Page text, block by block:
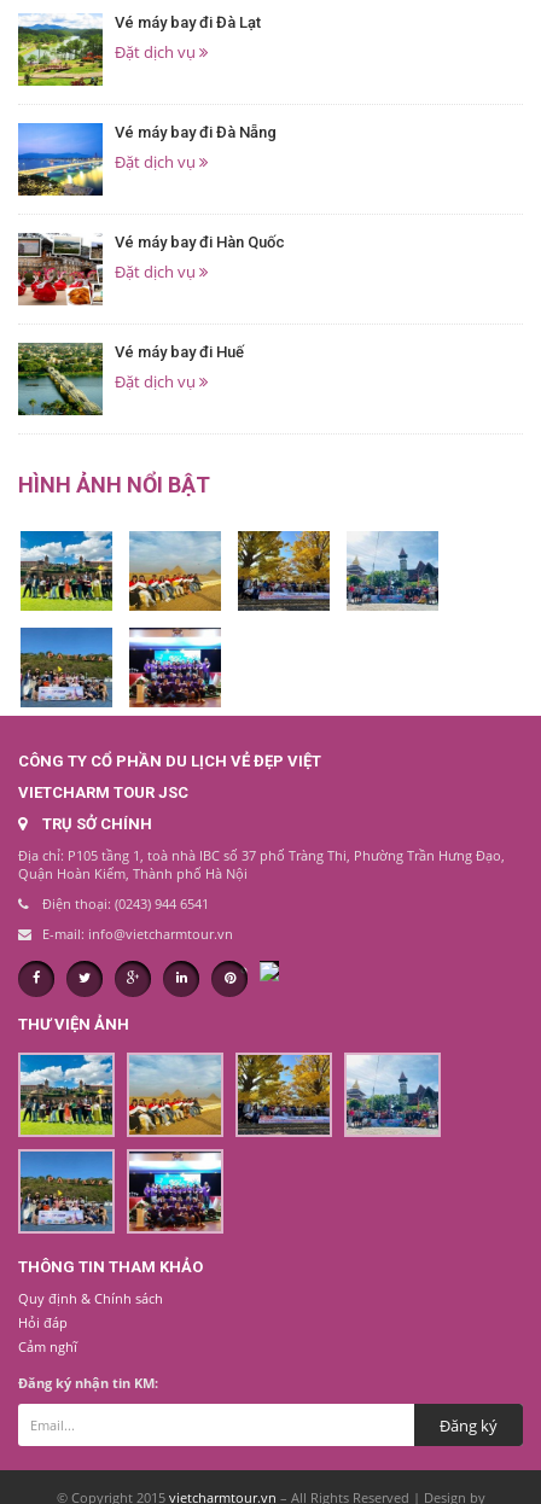
Vé máy bay đi Đà Lạt
Đặt dịch vụ
Vé máy bay đi Đà Nẵng
Đặt dịch vụ
Vé máy bay đi Hàn Quốc
Đặt dịch vụ
Vé máy bay đi Huế
Đặt dịch vụ
HÌNH ẢNH NỔI BẬT
CÔNG TY CỔ PHẦN DU LỊCH VẺ ĐẸP VIỆT
VIETCHARM TOUR JSC
TRỤ SỞ CHÍNH
Địa chỉ: P105 tầng 1, toà nhà IBC số 37 phố Tràng Thi, Phường Trần Hưng Đạo,
Quận Hoàn Kiếm, Thành phố Hà Nội
Điện thoại: (0243) 944 6541
E-mail: info@vietcharmtour.vn
THƯ VIỆN ẢNH
THÔNG TIN THAM KHẢO
Quy định & Chính sách
Hỏi đáp
Cảm nghĩ
Đăng ký nhận tin KM:
© Copyright 2015 vietcharmtour.vn – All Rights Reserved | Design by